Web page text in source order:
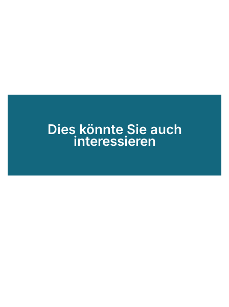
Dies könnte Sie auch
interessieren